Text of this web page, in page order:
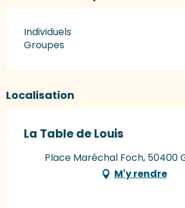
Individuels
Groupes
Localisation
La Table de Louis
Place Maréchal Foch, 50400
M'y rendre